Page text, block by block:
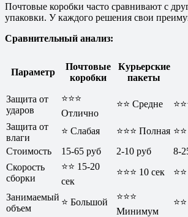
Почтовые коробки часто сравнивают с
упаковки. У каждого решения свои
Сравнительный анализ:
Параметр
Почтовые
коробки
Курьерские
пакеты
Защита от
ударов
⭐⭐⭐
Отлично
⭐⭐ Средне
Защита от
влаги
⭐ Слабая ⭐⭐⭐ Полная
Стоимость
15-65 руб 2-10 руб
8-
Скорость
сборки
⭐⭐ 15-20
сек
⭐⭐⭐ 10 сек
Занимаемый
объем
⭐ Большой
⭐⭐⭐
Минимум